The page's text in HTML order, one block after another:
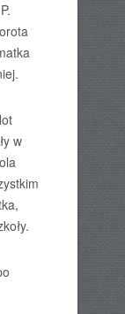
w